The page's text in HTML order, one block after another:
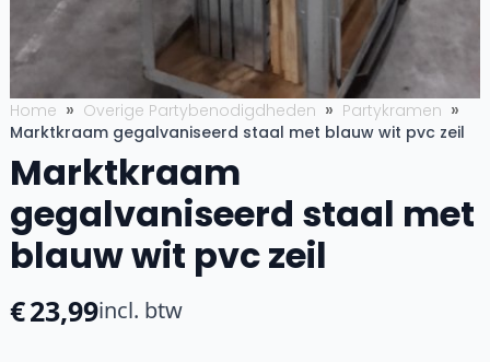
Home Overige Partybenodigdheden
Partykramen
Marktkraam gegalvaniseerd staal met blauw wit pvc zeil
Marktkraam
gegalvaniseerd staal met
blauw wit pvc zeil
€23,99incl. btw